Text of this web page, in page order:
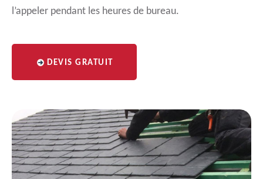
l’appeler pendant les heures de bureau.
DEVIS GRATUIT